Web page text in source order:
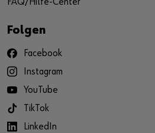
FAQ/Hilfe-Center
Folgen
Facebook
Instagram
YouTube
TikTok
LinkedIn